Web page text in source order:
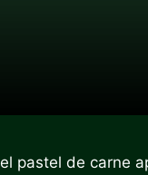
pastel de carne